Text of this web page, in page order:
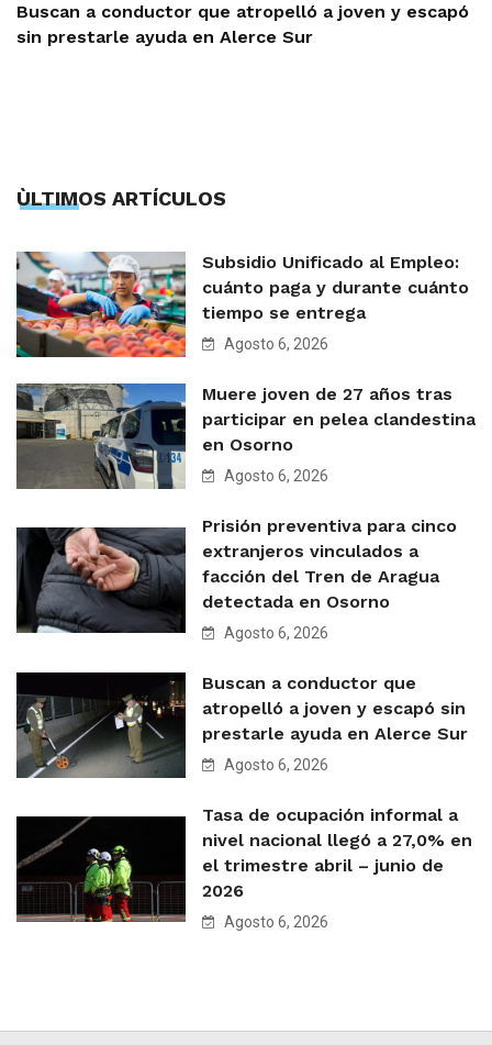
Buscan a conductor que atropelló a joven y escapó
sin prestarle ayuda en Alerce Sur
ÙLTIMOS ARTÍCULOS
Subsidio Unificado al Empleo:
cuánto paga y durante cuánto
tiempo se entrega
Agosto 6, 2026
Muere joven de 27 años tras
participar en pelea clandestina
en Osorno
Agosto 6, 2026
Prisión preventiva para cinco
extranjeros vinculados a
facción del Tren de Aragua
detectada en Osorno
Agosto 6, 2026
Buscan a conductor que
atropelló a joven y escapó sin
prestarle ayuda en Alerce Sur
Agosto 6, 2026
Tasa de ocupación informal a
nivel nacional llegó a 27,0% en
el trimestre abril – junio de
2026
Agosto 6, 2026